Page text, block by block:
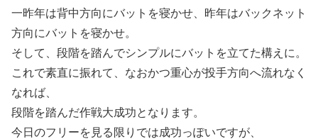
一昨年は背中方向にバットを寝かせ、昨年はバックネット
方向にバットを寝かせ。
そして、段階を踏んでシンプルにバットを立てた構えに。
これで素直に振れて、なおかつ重心が投手方向へ流れなく
なれば、
段階を踏んだ作戦大成功となります。
今日のフリーを見る限りでは成功っぽいですが、